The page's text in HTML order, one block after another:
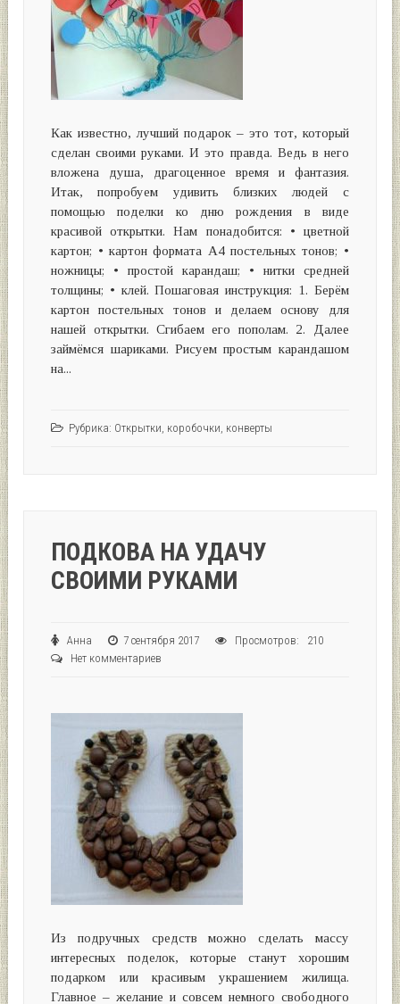
Как известно, лучший подарок – это тот, который
сделан своими руками. И это правда. Ведь в него
вложена душа, драгоценное время и фантазия.
Итак, попробуем удивить близких людей с
помощью поделки ко дню рождения в виде
красивой открытки. Нам понадобится: • цветной
картон; • картон формата А4 постельных тонов; •
ножницы; • простой карандаш; • нитки средней
толщины; • клей. Пошаговая инструкция: 1. Берём
картон постельных тонов и делаем основу для
нашей открытки. Сгибаем его пополам. 2. Далее
займёмся шариками. Рисуем простым карандашом
на...
Рубрика: Открытки, коробочки, конверты
ПОДКОВА НА УДАЧУ
СВОИМИ РУКАМИ
Анна 7 сентября 2017
Просмотров: 210
Нет комментариев
Из подручных средств можно сделать массу
интересных поделок, которые станут хорошим
подарком или красивым украшением жилища.
Главное – желание и совсем немного свободного